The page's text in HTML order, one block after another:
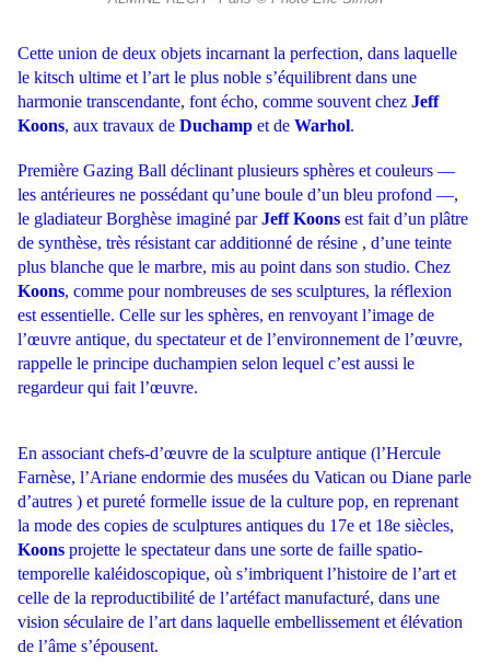
Cette union de deux objets incarnant la perfection, dans laquelle
le kitsch ultime et l’art le plus noble s’équilibrent dans une
harmonie transcendante, font écho, comme souvent chez Jeff
Koons, aux travaux de Duchamp et de Warhol.
Première Gazing Ball déclinant plusieurs sphères et couleurs —
les antérieures ne possédant qu’une boule d’un bleu profond —,
le gladiateur Borghèse imaginé parJeff Koons est fait d’un plâtre
de synthèse, très résistant car additionné de résine , d’une teinte
plus blanche que le marbre, mis au point dans son studio. Chez
Koons, comme pour nombreuses de ses sculptures, la réflexion
est essentielle. Celle sur les sphères, en renvoyant l’image de
l’œuvre antique, du spectateur et de l’environnement de l’œuvre,
rappelle le principe duchampien selon lequel c’est aussi le
regardeur qui fait l’œuvre.
En associant chefs-d’œuvre de la sculpture antique (l’Hercule
Farnèse, l’Ariane endormie des musées du Vatican ou Diane parle
d’autres ) et pureté formelle issue de la culture pop, en reprenant
la mode des copies de sculptures antiques du 17e et 18e siècles,
Koons projette le spectateur dans une sorte de faille spatio-
temporelle kaléidoscopique, où s’imbriquent l’histoire de l’art et
celle de la reproductibilité de l’artéfact manufacturé, dans une
vision séculaire de l’art dans laquelle embellissement et élévation
de l’âme s’épousent.